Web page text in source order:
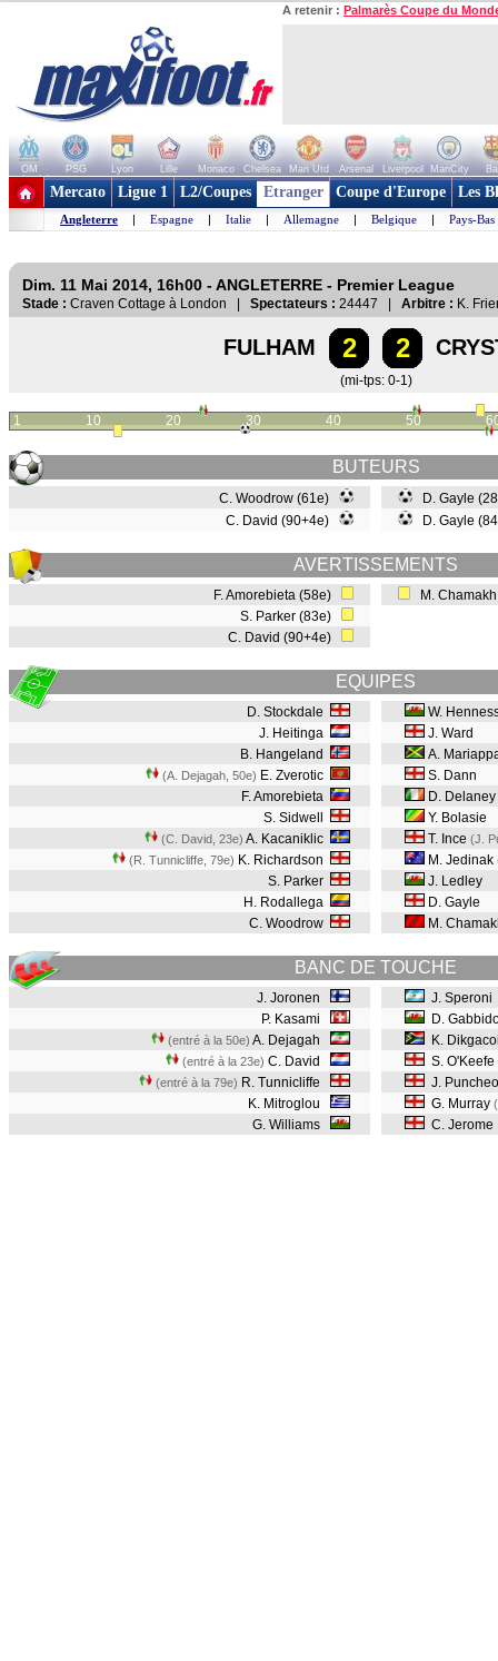
A retenir : Palmarès Coupe du
OM PSG Lyon Lille Monaco Chelsea Man Utd Arsenal Liverpool ManCity
+ de clubs
Mercato Ligue 1 L2/Coupes Etranger Coupe d'Europe Les
Angleterre | Espagne | Italie | Allemagne | Belgique | Pays-Bas
Dim. 11 Mai 2014, 16h00 - ANGLETERRE - Premier League
Stade : Craven Cottage à London | Spectateurs : 24447 | Arbitre : K.
FULHAM 2 2
(mi-tps: 0-1)
1 10 20 30 40 50
BUTEURS
C. Woodrow (61e)
C. David (90+4e)
D. Gayle
D. Gayle
AVERTISSEMENTS
F. Amorebieta (58e)
S. Parker (83e)
C. David (90+4e)
M.
EQUIPES
D. Stockdale
J. Heitinga
B. Hangeland
(A. Dejagah, 50e) E. Zverotic
F. Amorebieta
S. Sidwell
(C. David, 23e) A. Kacaniklic
(R. Tunnicliffe, 79e) K. Richardson
S. Parker
H. Rodallega
C. Woodrow
W.
J. Ward
A.
S. Dann
D. Delaney
Y. Bolasie
T. Ince (J.
M. Jedinak
J. Ledley
D. Gayle
M.
BANC DE TOUCHE
J. Joronen
P. Kasami
(entré à la 50e) A. Dejagah
(entré à la 23e) C. David
(entré à la 79e) R. Tunnicliffe
K. Mitroglou
G. Williams
J. Speroni
D.
K.
S. O'Keefe
J.
G. Murray
C. Jerome